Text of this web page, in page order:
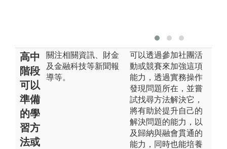
高中
階段
可以
準備
的學
習方
法或
關注相關資訊、財金
及金融科技等新聞報
導等。
可以透過參加社團活
動或競賽來加強這項
能力，透過實務操作
發現問題所在，並嘗
試找尋方法解決它，
將有助於提升自己的
解決問題的能力，以
及歸納與融會貫通的
能力，同時也能培養